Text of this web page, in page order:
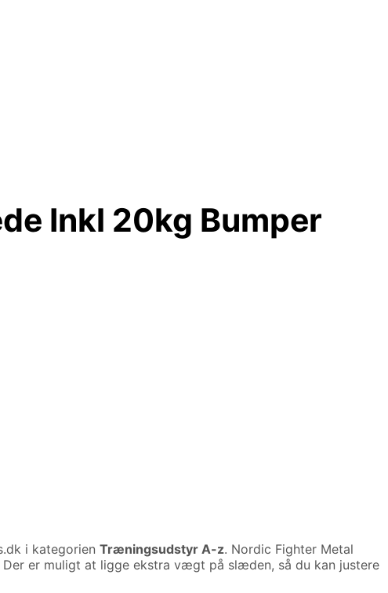
Inkl 20kg Bumper
i kategorien Træningsudstyr A-z. Nordic Fighter Metal
er muligt at ligge ekstra vægt på slæden, så du kan justere